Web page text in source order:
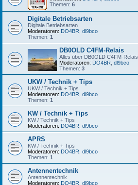
Themen: 6
Digitale Betriebsarten
Digitale Betriebsarten
Moderatoren: DO4BR dl9bco
Themen: 1
DB0OLD C4FM-Relais
Alles über DB0OLD C4FM-Relais
Moderatoren: DO4BR dl9bco
Themen: 3
UKW / Technik + Tips
UKW / Technik + Tips
Moderatoren: DO4BR dl9bco
Themen: 1
KW / Technik + Tips
KW / Technik + Tips
Moderatoren: DO4BR dl9bco
APRS
KW / Technik + Tips
Moderatoren: DO4BR dl9bco
Themen: 1
Antennentechnik
Antennentechnik
Moderatoren: DO4BR dl9bco